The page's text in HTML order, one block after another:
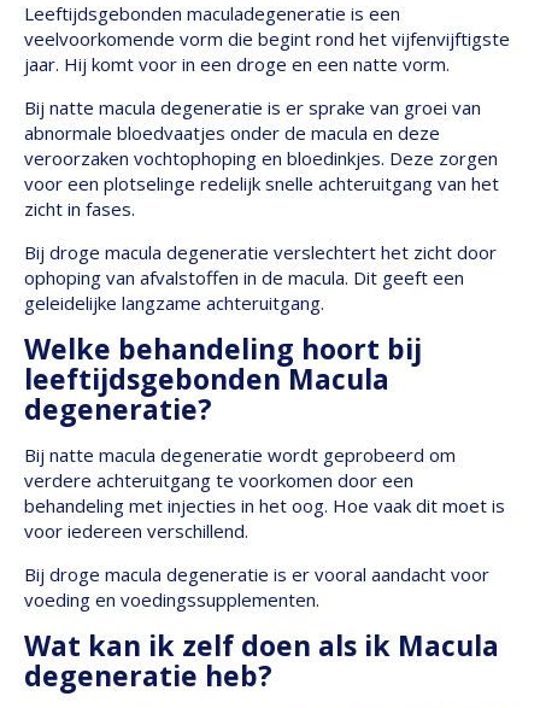
Leeftijdsgebonden maculadegeneratie is een
veelvoorkomende vorm die begint rond het vijfenvijftigste
jaar. Hij komt voor in een droge en een natte vorm.
Bij natte macula degeneratie is er sprake van groei van
abnormale bloedvaatjes onder de macula en deze
veroorzaken vochtophoping en bloedinkjes. Deze zorgen
voor een plotselinge redelijk snelle achteruitgang van het
zicht in fases.
Bij droge macula degeneratie verslechtert het zicht door
ophoping van afvalstoffen in de macula. Dit geeft een
geleidelijke langzame achteruitgang.
Welke behandeling hoort bij
leeftijdsgebonden Macula
degeneratie?
Bij natte macula degeneratie wordt geprobeerd om
verdere achteruitgang te voorkomen door een
behandeling met injecties in het oog. Hoe vaak dit moet is
voor iedereen verschillend.
Bij droge macula degeneratie is er vooral aandacht voor
voeding en voedingssupplementen.
Wat kan ik zelf doen als ik Macula
degeneratie heb?